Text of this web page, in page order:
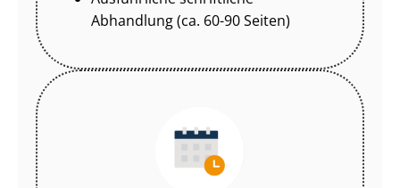
Abhandlung (ca. 60-90 Seiten)